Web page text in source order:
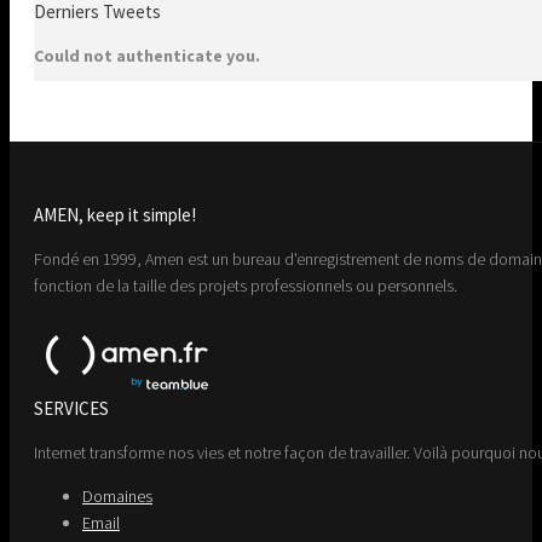
Derniers Tweets
Could not authenticate you.
AMEN, keep it simple!
Fondé en 1999, Amen est un bureau d'enregistrement de noms de
fonction de la taille des projets professionnels ou personnels.
SERVICES
Internet transforme nos vies et notre façon de travailler. Voilà pourquoi
Domaines
Email